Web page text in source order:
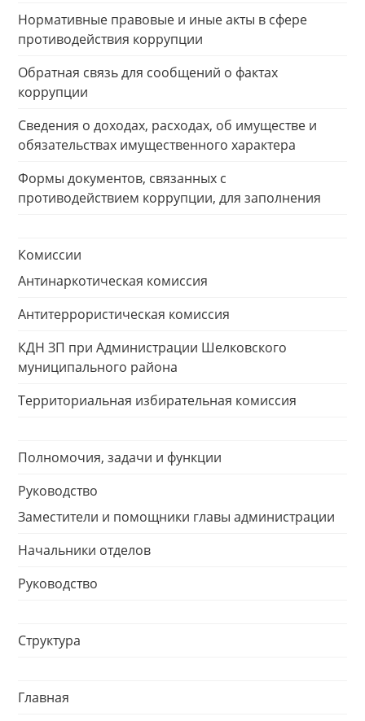
Нормативные правовые и иные акты в сфере
противодействия коррупции
Обратная связь для сообщений о фактах
коррупции
Сведения о доходах, расходах, об имуществе и
обязательствах имущественного характера
Формы документов, связанных с
противодействием коррупции, для заполнения
Комиссии
Антинаркотическая комиссия
Антитеррористическая комиссия
КДН ЗП при Администрации Шелковского
муниципального района
Территориальная избирательная комиссия
Полномочия, задачи и функции
Руководство
Заместители и помощники главы администрации
Начальники отделов
Руководство
Структура
Главная